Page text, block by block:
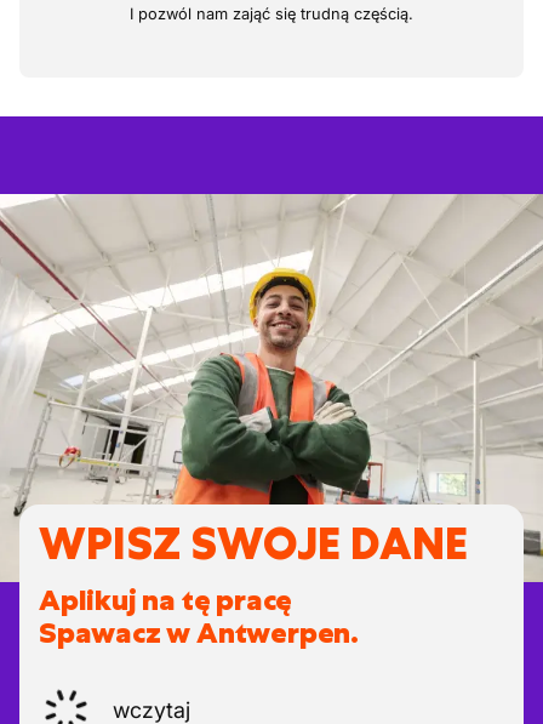
I pozwól nam zająć się trudną częścią.
WPISZ SWOJE DANE
Aplikuj na tę pracę
Spawacz w Antwerpen.
wczytaj